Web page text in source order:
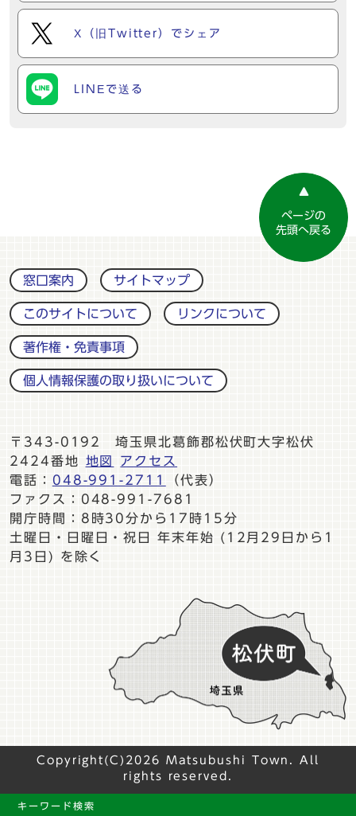
X（旧Twitter）でシェア
LINEで送る
ページの
先頭へ戻る
窓口案内 サイトマップ
このサイトについて リンクについて
著作権・免責事項
個人情報保護の取り扱いについて
〒343-0192 埼玉県北葛飾郡松伏町大字松伏
2424番地
地図
アクセス
電話： 048-991-2711
（代表）
ファクス：048-991-7681
開庁時間：8時30分から17時15分
土曜日・日曜日・祝日 年末年始 (12月29日から1
月3日) を除く
Copyright(C)2026 Matsubushi Town. All
rights reserved.
キーワード検索